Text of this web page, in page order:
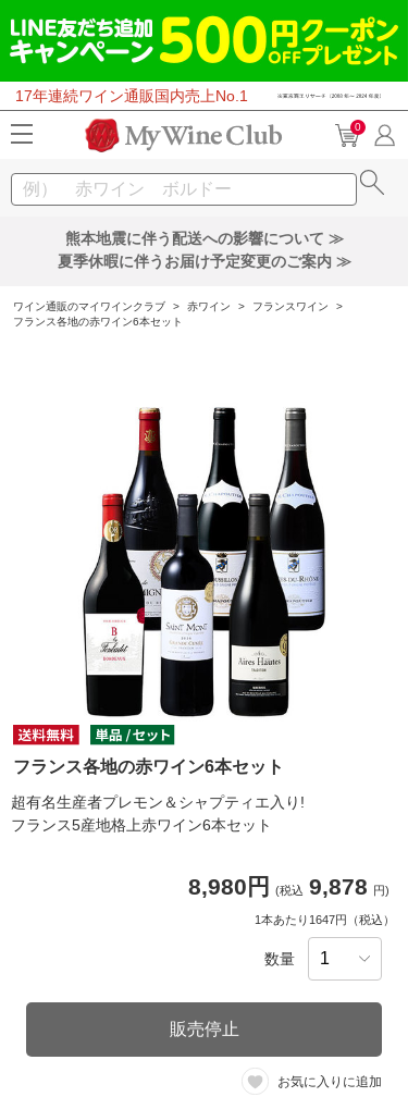
17年連続ワイン通販国内売上No.1
0
熊本地震に伴う配送への影響について ≫
夏季休暇に伴うお届け予定変更のご案内 ≫
ワイン通販のマイワインクラブ > 赤ワイン > フランスワイン
>
フランス各地の赤ワイン6本セット
フランス各地の赤ワイン6本セット
超有名生産者プレモン＆シャプティエ入り!
フランス5産地格上赤ワイン6本セット
8,980円 (税込 9,878 円)
1本あたり1647円（税込）
数量
販売停止
お気に入りに追加